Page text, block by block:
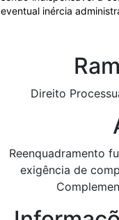
eventual inércia
Direito
Reenquadramento
exigência de